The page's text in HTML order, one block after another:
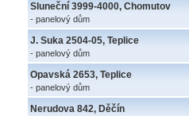
Sluneční 3999-4000, Chomutov
- panelový dům
J. Suka 2504-05, Teplice
- panelový dům
Opavská 2653, Teplice
- panelový dům
Nerudova 842, Děčín